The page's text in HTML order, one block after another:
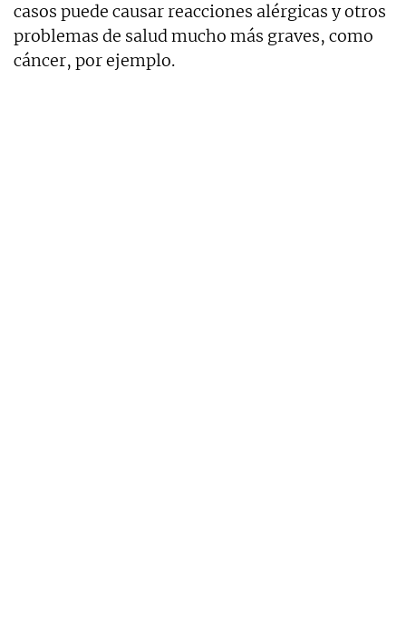
casos puede causar reacciones alérgicas y otros
problemas de salud mucho más graves, como
cáncer, por ejemplo.